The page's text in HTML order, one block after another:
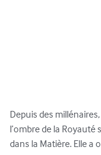
Depuis des
l’ombre de la Royauté
dans la Matière. Elle a